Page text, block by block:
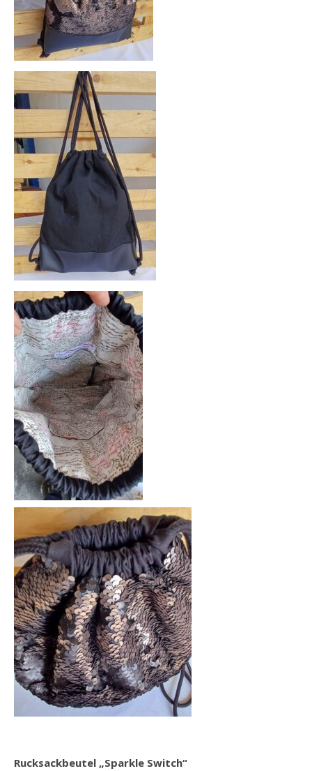
Rucksackbeutel „Sparkle Switch“